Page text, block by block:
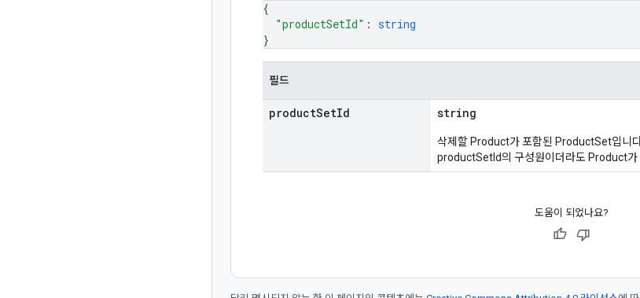
{
"productSetId" : string
}
필드
productSetId string
삭제할 Product가 포함된 ProductSet입니
productSetId의 구성원이더라도 Product가
도움이 되었나요?